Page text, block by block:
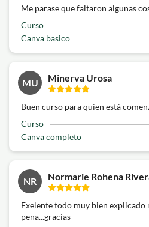
Me parase que faltaron algunas
Curso
Canva basico
MU Minerva Urosa
Buen curso para quien está
Curso
Canva completo
NR Normarie Rohena
Exelente todo muy bien explicado
pena...gracias